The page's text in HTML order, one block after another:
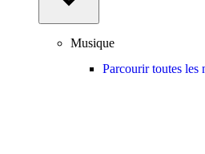
Musique
Parcourir toutes les